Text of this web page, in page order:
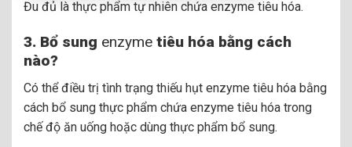
Đu đủ là thực phẩm tự nhiên chứa enzyme tiêu hóa.
3. Bổ sung enzyme tiêu hóa bằng cách
nào?
Có thể điều trị tình trạng thiếu hụt enzyme tiêu hóa bằng
cách bổ sung thực phẩm chứa enzyme tiêu hóa trong
chế độ ăn uống hoặc dùng thực phẩm bổ sung.